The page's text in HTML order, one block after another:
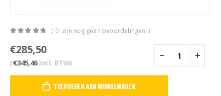
( Er zijn nog geen beoordelingen. )
€285,50
(€345,46incl. BTW)
TOEVOEGEN AAN WINKELWAGEN